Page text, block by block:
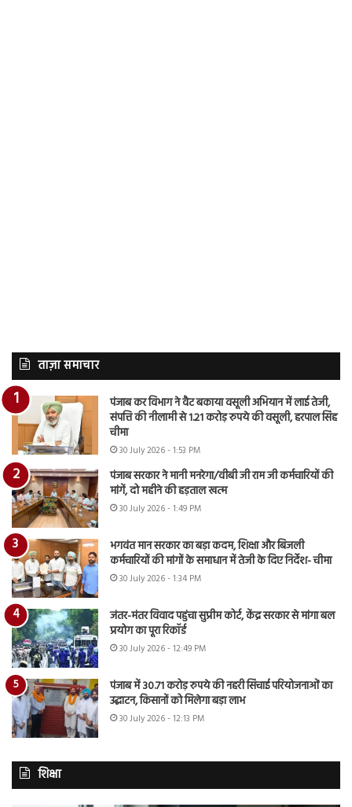
ताज़ा समाचार
पंजाब कर विभाग ने वैट बकाया वसूली अभियान में लाई तेजी,
संपत्ति की नीलामी से 1.21 करोड़ रुपये की वसूली, हरपाल सिंह
चीमा
30 July 2026 - 1:53 PM
पंजाब सरकार ने मानी मनरेगा/वीबी जी राम जी कर्मचारियों की
मांगें, दो महीने की हड़ताल खत्म
30 July 2026 - 1:49 PM
भगवंत मान सरकार का बड़ा कदम, शिक्षा और बिजली
कर्मचारियों की मांगों के समाधान में तेजी के दिए निर्देश- चीमा
30 July 2026 - 1:34 PM
जंतर-मंतर विवाद पहुंचा सुप्रीम कोर्ट, केंद्र सरकार से मांगा बल
प्रयोग का पूरा रिकॉर्ड
30 July 2026 - 12:49 PM
पंजाब में 30.71 करोड़ रुपये की नहरी सिंचाई परियोजनाओं का
उद्घाटन, किसानों को मिलेगा बड़ा लाभ
30 July 2026 - 12:13 PM
शिक्षा